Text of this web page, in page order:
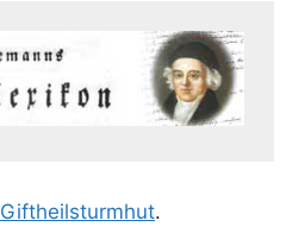
Gift­heil­sturm­hut.